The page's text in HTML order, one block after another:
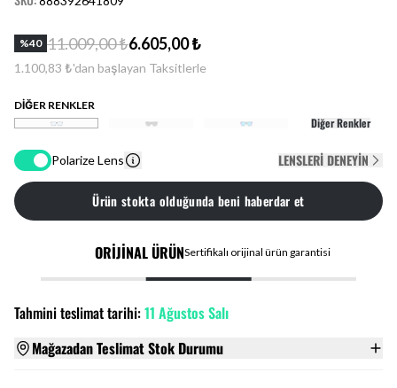
%40 11.009,00 ₺6.605,00 ₺
1.100,83 ₺'dan başlayan Taksitlerle
DİĞER RENKLER
Diğer Renkler
Polarize Lens LENSLERI DENEYIN
Ürün stokta olduğunda beni haberdar et
ORİJİNAL ÜRÜNSertifikalı orijinal ürün garantisi
Tahmini teslimat tarihi:11 Ağustos Salı
Mağazadan Teslimat Stok Durumu